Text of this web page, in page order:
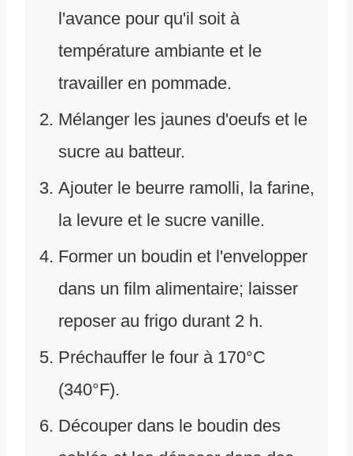
l'avance pour qu'il soit à
température ambiante et le
travailler en pommade.
Mélanger les jaunes d'oeufs et le
sucre au batteur.
Ajouter le beurre ramolli, la farine,
la levure et le sucre vanille.
Former un boudin et l'envelopper
dans un film alimentaire; laisser
reposer au frigo durant 2 h.
Préchauffer le four à 170°C
(340°F).
Découper dans le boudin des